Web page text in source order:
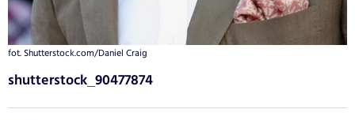
fot. Shutterstock.com/Daniel Craig
shutterstock_90477874